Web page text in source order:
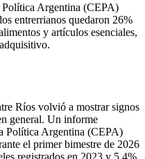
Argentina (CEPA)
entrerrianos quedaron 26%
y artículos esenciales,
Ríos volvió a mostrar signos
general. Un informe
Política Argentina (CEPA)
el primer bimestre de 2026
registrados en 2023 y 5,4%